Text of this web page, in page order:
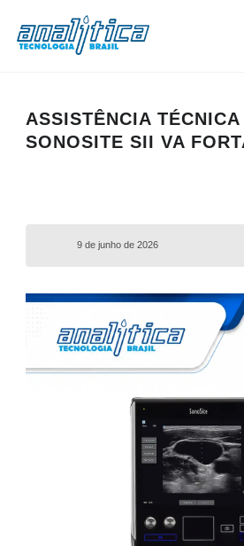
ASSISTÊNCIA
SONOSITE SII VA
9 de junho de 2026